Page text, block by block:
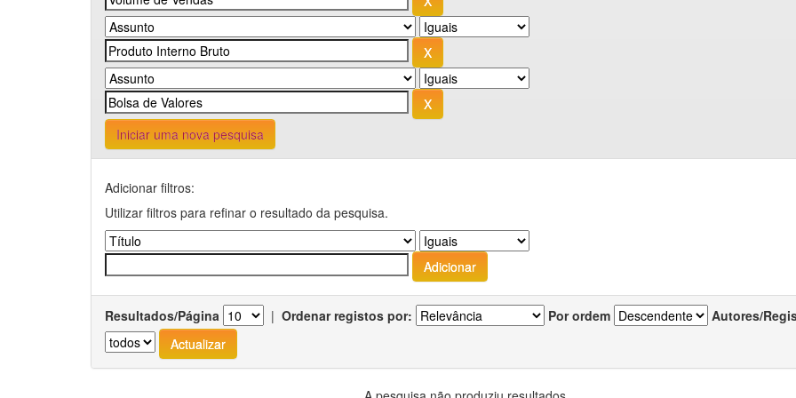
Iniciar uma nova pesquisa
Adicionar filtros:
Utilizar filtros para refinar o resultado da pesquisa.
Resultados/Página | Ordenar registos por: Por ordem Autores/